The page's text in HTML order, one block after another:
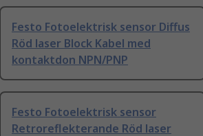
Festo Fotoelektrisk sensor Diffus
Röd laser Block Kabel med
kontaktdon NPN/PNP
Festo Fotoelektrisk sensor
Retroreflekterande Röd laser